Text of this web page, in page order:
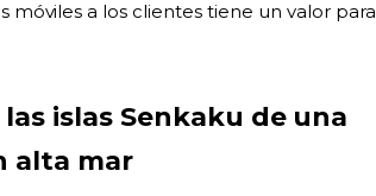
móviles a los clientes tiene un valor para
islas Senkaku de una
alta mar